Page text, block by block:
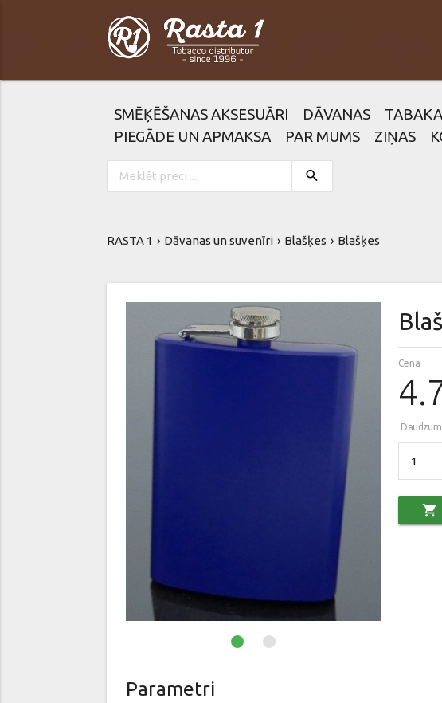
SMĒĶĒŠANAS AKSESUĀRI DĀVANAS
PIEGĀDE UN APMAKSA
PAR MUMS ZIŅAS
search
RASTA 1 Dāvanas un suvenīri Blašķes Blašķes
Cena
shopping_cart
Parametri